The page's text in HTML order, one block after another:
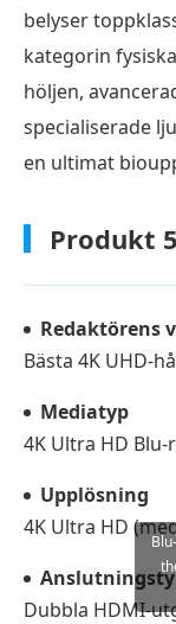
belyser
kategorin
höljen,
specialiserade
en ultimat
Produkt
Redaktörens
Bästa 4K UHD-
Mediatyp
4K Ultra HD Blu-
Upplösning
4K Ultra HD
Dubbla HDMI-